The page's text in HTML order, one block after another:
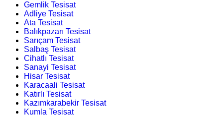
Gemlik Tesisat
Adliye Tesisat
Ata Tesisat
Balıkpazarı Tesisat
Sarıçam Tesisat
Salbaş Tesisat
Cihatlı Tesisat
Sanayi Tesisat
Hisar Tesisat
Karacaali Tesisat
Katırlı Tesisat
Kazımkarabekir Tesisat
Kumla Tesisat